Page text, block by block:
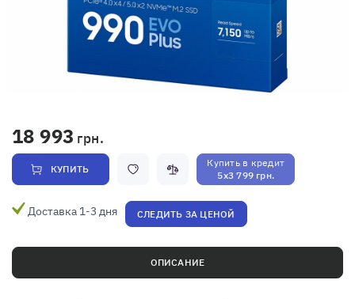
18 993 грн.
КУПИТЬ
Купить в кредит
5x3 799 грн.
Доставка 1-3 дня СЛЕДИТЬ ЗА ЦЕНОЙ
ОПИСАНИЕ